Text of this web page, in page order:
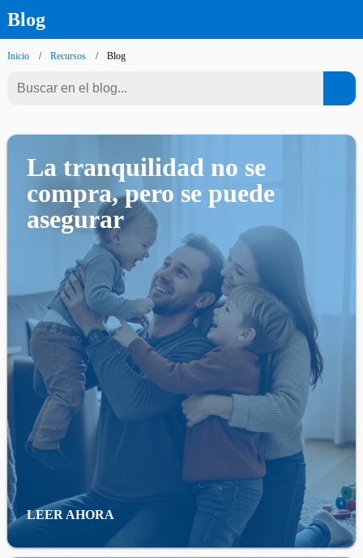
Blog
Inicio Recursos Blog
La tranquilidad no se
compra, pero se puede
asegurar
LEER AHORA